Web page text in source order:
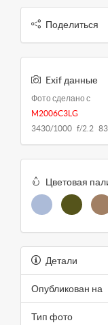
Поделиться
Exif данные
Фото сделано с
M2006C3LG
3430/1000 f/2.2
Цветовая
Детали
Опубликован на
Тип фото